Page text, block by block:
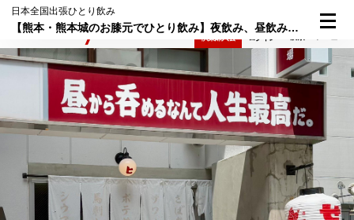
日本全国出張ひとり飲み
【熊本・熊本城のお膝元でひとり飲み】夜飲み、昼飲み、自由自在のパラダイス！